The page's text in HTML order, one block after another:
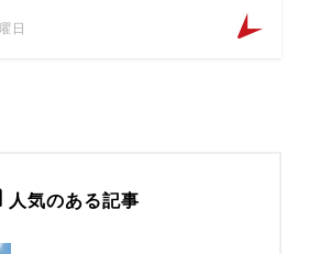
日
人気のある記事